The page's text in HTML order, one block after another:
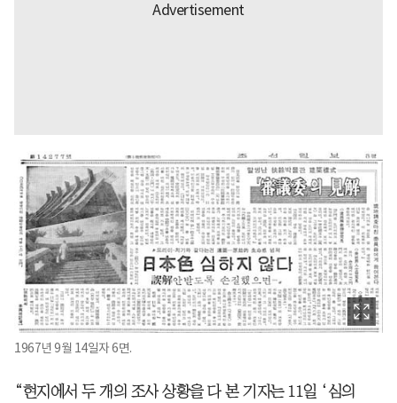
1967년 9월 14일자 6면.
“현지에서 두 개의 조사 상황을 다 본 기자는 11일 ‘심의